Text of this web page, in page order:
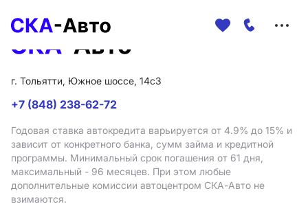
г. Тольятти, Южное шоссе, 14с3
+7 (848) 238-62-72
Годовая ставка автокредита варьируется от 4.9% до 15% и
зависит от конкретного банка, сумм займа и кредитной
программы. Минимальный срок погашения от 61 дня,
максимальный - 96 месяцев. При этом любые
дополнительные комиссии автоцентром СКА-Авто не
взимаются.